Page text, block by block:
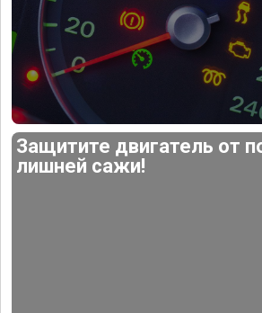
Защитите двигатель от
лишней сажи!